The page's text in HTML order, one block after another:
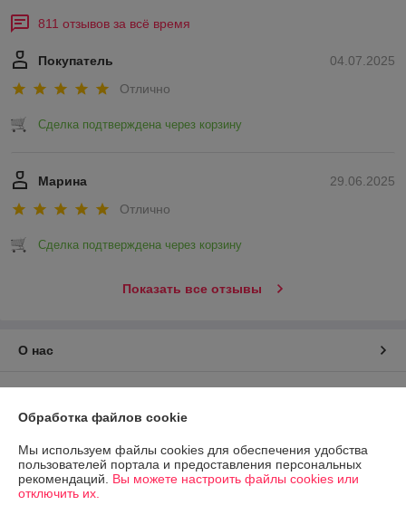
811 отзывов за всё время
04.07.2025
Покупатель
Отлично
Сделка подтверждена через корзину
29.06.2025
Марина
Отлично
Сделка подтверждена через корзину
Показать все отзывы
О нас
График работы
Обработка файлов cookie
Мы используем файлы cookies для обеспечения удобства
пользователей портала и предоставления персональных
рекомендаций. Вы можете настроить файлы cookies или
отключить их.